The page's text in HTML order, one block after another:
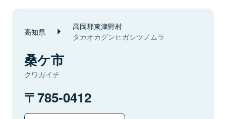
高知県 高岡郡東津野村
タカオカグンヒガシツノムラ
桑ケ市
クワガイチ
785-0412